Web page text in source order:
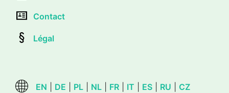
Contact
Légal
EN DE PL NL FR IT ES RU CZ